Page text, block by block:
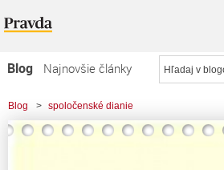
Blog
Najnovšie články
Najčítanejšie články
Najkomentovanejšie články
Blog > spoločenské dianie